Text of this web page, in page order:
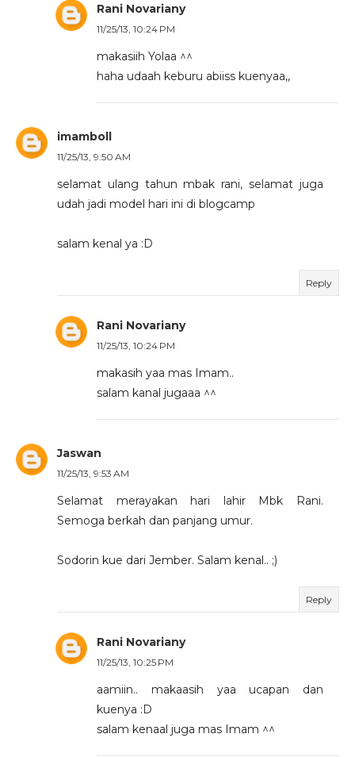
Rani Novariany
11/25/13, 10:24 PM
makasiih Yolaa ^^
haha udaah keburu abiiss kuenyaa,,
imamboll
11/25/13, 9:50 AM
selamat ulang tahun mbak rani, selamat juga
udah jadi model hari ini di blogcamp
salam kenal ya :D
Reply
Rani Novariany
11/25/13, 10:24 PM
makasih yaa mas Imam..
salam kanal jugaaa ^^
Jaswan
11/25/13, 9:53 AM
Selamat merayakan hari lahir Mbk Rani.
Semoga berkah dan panjang umur.
Sodorin kue dari Jember. Salam kenal.. ;)
Reply
Rani Novariany
11/25/13, 10:25 PM
aamiin.. makaasih yaa ucapan dan
kuenya :D
salam kenaal juga mas Imam ^^